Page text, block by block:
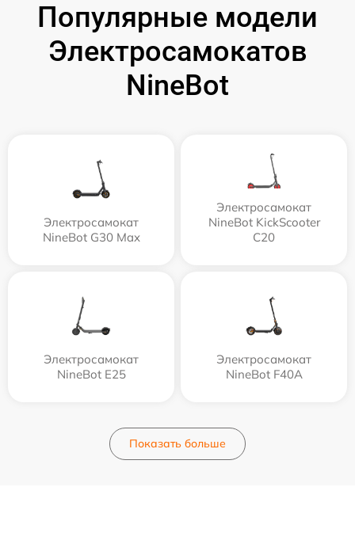
Популярные модели
Электросамокатов
NineBot
Электросамокат
NineBot G30 Max
Электросамокат
NineBot KickScooter
C20
Электросамокат
NineBot E25
Электросамокат
NineBot F40A
Показать больше